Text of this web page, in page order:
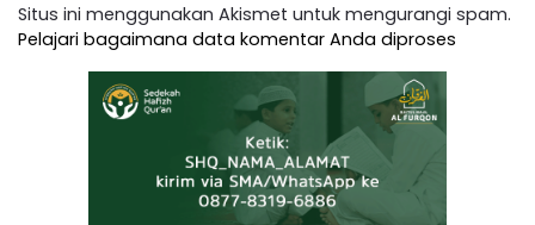
Situs ini menggunakan Akismet untuk mengurangi spam.
Pelajari bagaimana data komentar Anda diproses